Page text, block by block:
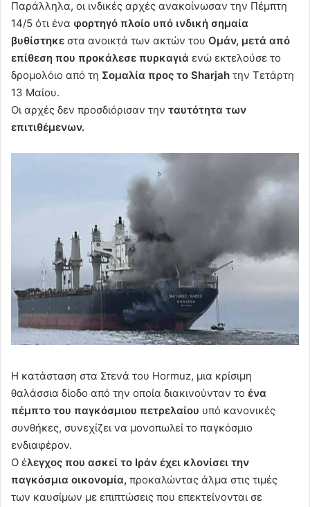
Παράλληλα, οι ινδικές αρχές ανακοίνωσαν την Πέμπτη
14/5 ότι ένα φορτηγό πλοίο υπό ινδική σημαία
βυθίστηκε στα ανοικτά των ακτών του Ομάν, μετά από
επίθεση που προκάλεσε πυρκαγιά ενώ εκτελούσε το
δρομολόιο από τη Σομαλία προς το Sharjah την Τετάρτη
13 Μαίου.
Οι αρχές δεν προσδιόρισαν την ταυτότητα των
επιτιθέμενων.
Η κατάσταση στα Στενά του Hormuz, μια κρίσιμη
θαλάσσια δίοδο από την οποία διακινούνταν το ένα
πέμπτο του παγκόσμιου πετρελαίου υπό κανονικές
συνθήκες, συνεχίζει να μονοπωλεί το παγκόσμιο
ενδιαφέρον.
Ο έλεγχος που ασκεί το Ιράν έχει κλονίσει την
παγκόσμια οικονομία, προκαλώντας άλμα στις τιμές
των καυσίμων με επιπτώσεις που επεκτείνονται σε